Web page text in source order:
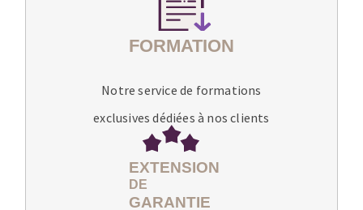
Notre service de formations
exclusives dédiées à nos clients